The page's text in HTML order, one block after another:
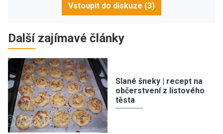
Vstoupit do diskuze (3)
Další zajímavé články
Slané šneky | recept na
občerstvení z listového
těsta